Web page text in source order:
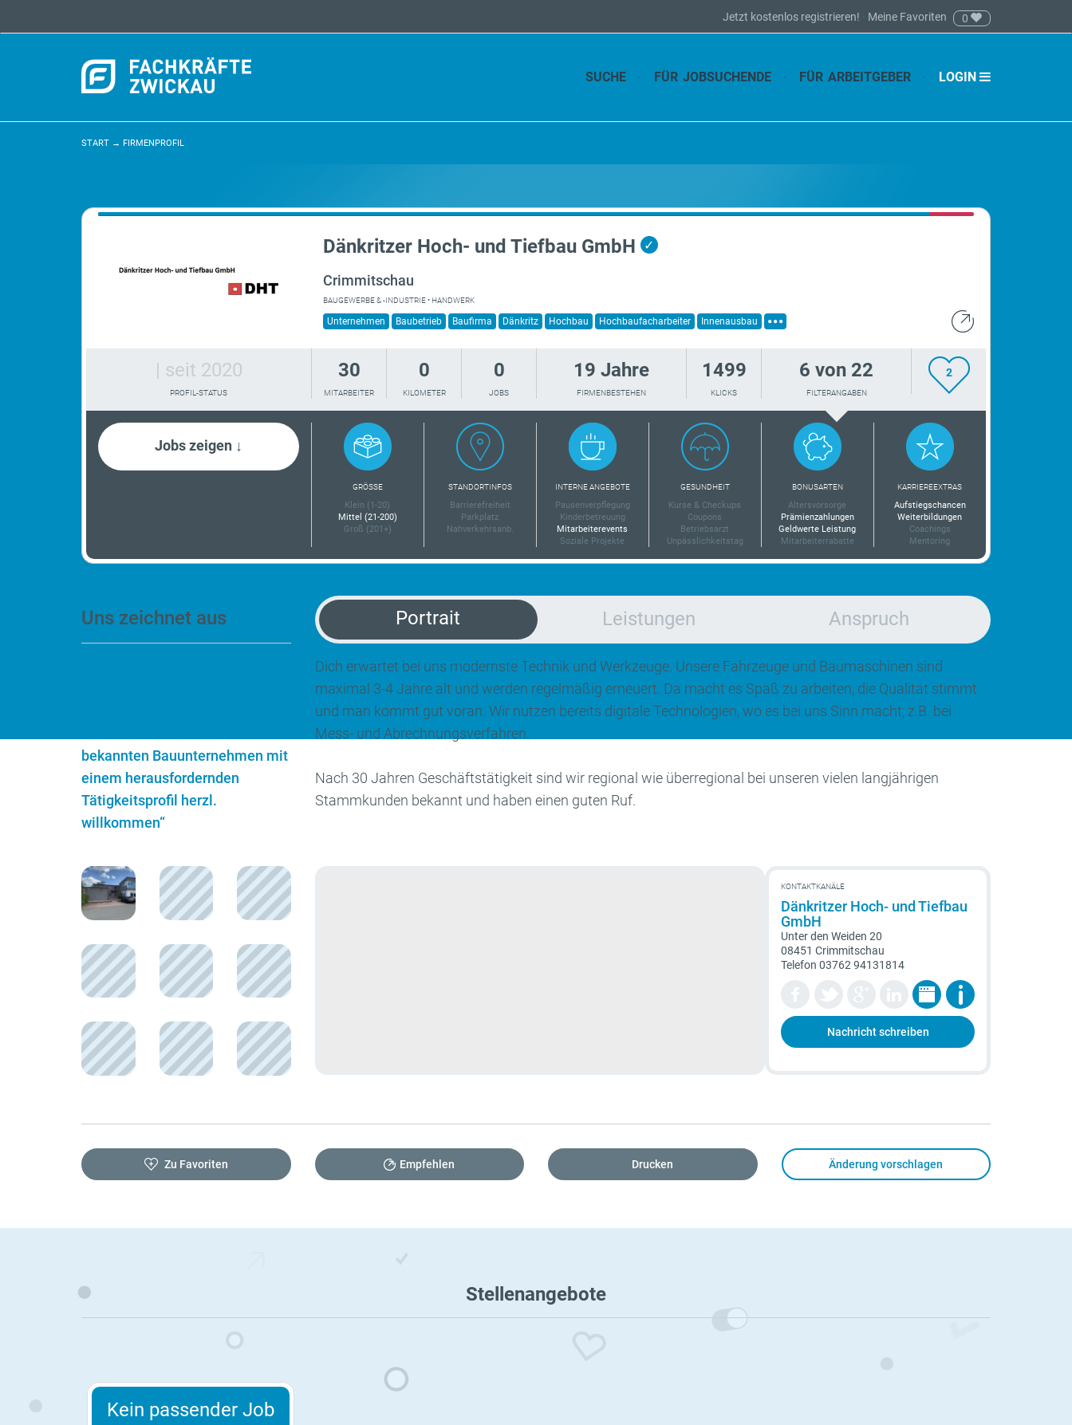
Jetzt kostenlos registrieren! · Meine Favoriten 0
SUCHE FÜR JOBSUCHENDE FÜR ARBEITGEBER LOGIN
START → FIRMENPROFIL
Dänkritzer Hoch- und Tiefbau GmbH ✓
Crimmitschau
BAUGEWERBE & -INDUSTRIE • HANDWERK
Unternehmen Baubetrieb Baufirma Dänkritz Hochbau Hochbaufacharbeiter Innenausbau
| seit 2020
PROFIL-STATUS
30
MITARBEITER
0
KILOMETER
0
JOBS
19 Jahre
FIRMENBESTEHEN
1499
KLICKS
6 von 22
FILTERANGABEN
2
Jobs zeigen ↓
GRÖSSE
Klein (1-20)
Mittel (21-200)
Groß (201+)
STANDORTINFOS
Barrierefreiheit
Parkplatz
Nahverkehrsanb.
INTERNE ANGEBOTE
Pausenverpflegung
Kinderbetreuung
Mitarbeiterevents
Soziale Projekte
GESUNDHEIT
Kurse & Checkups
Coupons
Betriebsarzt
Unpässlichkeitstag
BONUSARTEN
Altersvorsorge
Prämienzahlungen
Geldwerte Leistung
Mitarbeiterrabatte
KARRIEREEXTRAS
Aufstiegschancen
Weiterbildungen
Coachings
Mentoring
Uns zeichnet aus
bekannten Bauunternehmen mit
einem herausfordernden
Tätigkeitsprofil herzl.
willkommen“
Portrait Leistungen Anspruch
Dich erwartet bei uns modernste Technik und Werkzeuge. Unsere Fahrzeuge und Baumaschinen sind
maximal 3-4 Jahre alt und werden regelmäßig erneuert. Da macht es Spaß zu arbeiten, die Qualität stimmt
und man kommt gut voran. Wir nutzen bereits digitale Technologien, wo es bei uns Sinn macht, z.B. bei
Mess- und Abrechnungsverfahren.
Nach 30 Jahren Geschäftstätigkeit sind wir regional wie überregional bei unseren vielen langjährigen
Stammkunden bekannt und haben einen guten Ruf.
KONTAKTKANÄLE
Dänkritzer Hoch- und Tiefbau
GmbH
Unter den Weiden 20
08451 Crimmitschau
Telefon03762 94131814
Nachricht schreiben
Zu Favoriten Empfehlen Drucken Änderung vorschlagen
Stellenangebote
Kein passender Job